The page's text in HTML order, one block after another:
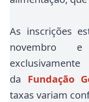
As inscrições
novembro
da Fundação
taxas variam